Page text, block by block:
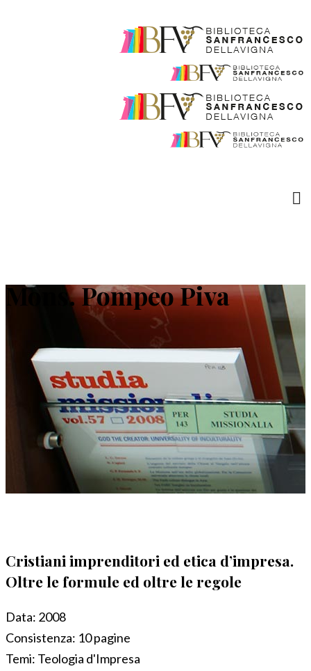
Mons. Pompeo Piva
Cristiani imprenditori ed etica d’impresa.
Oltre le formule ed oltre le regole
Data: 2008
Consistenza: 10 pagine
Temi: Teologia d'Impresa